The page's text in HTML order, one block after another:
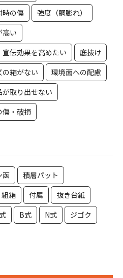
時の傷
強度（胴膨れ）
高い
宣伝効果を高めたい
底抜け
箱がない
環境面への配慮
が取り出せない
傷・破損
函
積層パット
組箱 付属
抜き台紙
B式 N式
ジゴク